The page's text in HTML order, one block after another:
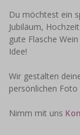
Du möchtest ein
Jubiläum,
gute Flasche
Idee!
Wir gestalten
persönlichen Foto
Nimm mit uns